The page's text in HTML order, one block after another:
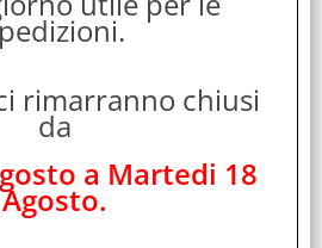
SSD da 1TB SSD interno, PCIe
s, scrittura 7.900MB/s, PCIe 4.0
[...]
rimarranno chiusi
da
a Martedi 18
Agosto.